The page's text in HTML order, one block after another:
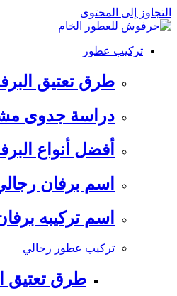
التجاوز إلى المحتوى
تركيب عطور
طرق تعتيق
دراسة جدوى
أفضل أنواع
اسم برفان
اسم تركيبه
تركيب عطور رجالي
طرق تعتيق